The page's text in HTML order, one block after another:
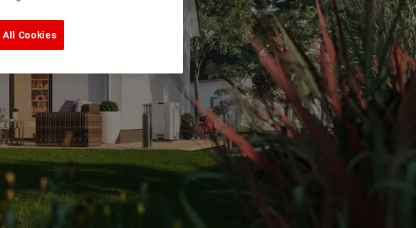
All Cookies